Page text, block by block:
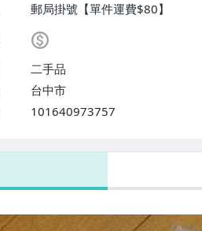
郵局掛號【單件運費$80】
二手品
台中市
101640973757